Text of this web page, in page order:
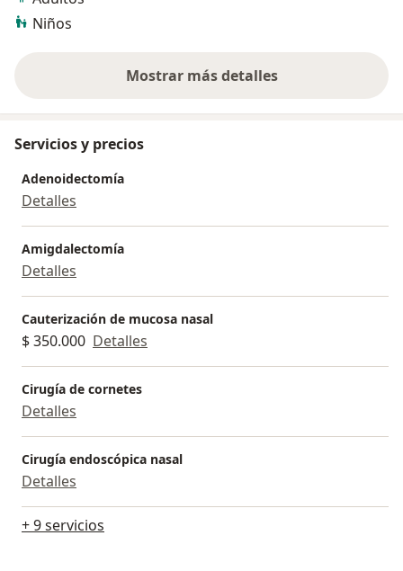
Niños
Mostrar más detalles
sobre la experiencia
Servicios y precios
Adenoidectomía
Detalles
Amigdalectomía
Detalles
Cauterización de mucosa nasal
$ 350.000 Detalles
Cirugía de cornetes
Detalles
Cirugía endoscópica nasal
Detalles
+ 9 servicios